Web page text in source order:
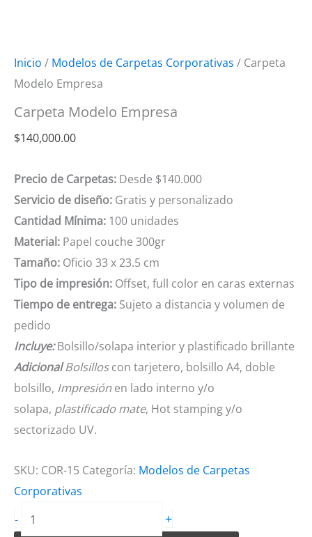
Inicio / Modelos de Carpetas Corporativas / Carpeta
Modelo Empresa
Carpeta Modelo Empresa
$140,000.00
Precio de Carpetas: Desde $140.000
Servicio de diseño: Gratis y personalizado
Cantidad Mínima: 100 unidades
Material: Papel couche 300gr
Tamaño: Oficio 33 x 23.5 cm
Tipo de impresión: Offset, full color en caras externas
Tiempo de entrega: Sujeto a distancia y volumen de
pedido
Incluye:Bolsillo/solapa interior y plastificado brillante
AdicionalBolsilloscon tarjetero, bolsillo A4, doble
bolsillo, Impresiónen lado interno y/o
solapa, plastificado mate, Hot stamping y/o
sectorizado UV.
SKU: COR-15 Categoría: Modelos de Carpetas
Corporativas
-
Modelo
+